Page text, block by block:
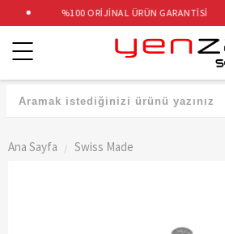
%100 ORİJİNAL ÜRÜN GARANTİSİ
Kategoriler
Ana Sayfa Swiss Made